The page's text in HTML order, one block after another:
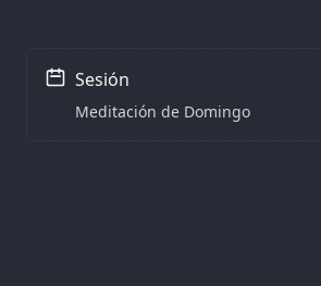
Sesión
Meditación de Domingo